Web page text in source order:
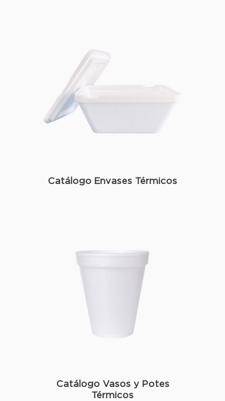
Catálogo Envases Térmicos
Catálogo Vasos y Potes
Térmicos